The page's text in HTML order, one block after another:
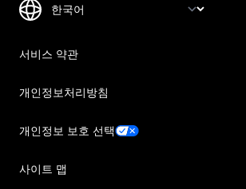
서비스 약관
개인정보처리방침
개인정보 보호 선택
사이트 맵